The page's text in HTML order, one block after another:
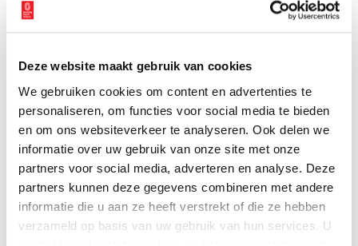
Deze website maakt gebruik van cookies
We gebruiken cookies om content en advertenties te
personaliseren, om functies voor social media te bieden
en om ons websiteverkeer te analyseren. Ook delen we
informatie over uw gebruik van onze site met onze
partners voor social media, adverteren en analyse. Deze
partners kunnen deze gegevens combineren met andere
informatie die u aan ze heeft verstrekt of die ze hebben
verzameld op basis van uw gebruik van hun services. U
Wassen in een teiltje, één keer per week douchen in het
badhuis en uitgejouwd worden buiten de poorten van je eigen
wijk. Tot in de jaren zeventig was dit dagelijkse kost voor de
Vogeldorpers van Amsterdam-Noord. In de volksmond werden
delen van Amsterdam-Noord ook wel ‘de rimboe’ genoemd.
Hier zouden de asocialen wonen, dacht men.